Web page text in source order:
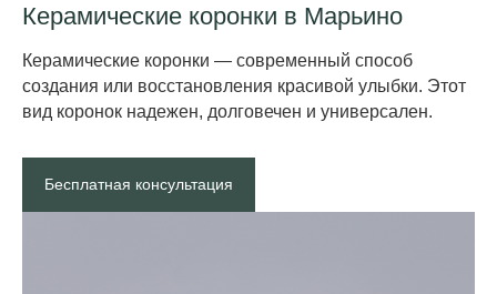
Керамическ ие коронки в Марьино
Керамические коронки — современный спо соб
создания или восстановления красивой улыбки. Этот
вид коронок надежен, долговечен и универсален.
Бесплатная консультация